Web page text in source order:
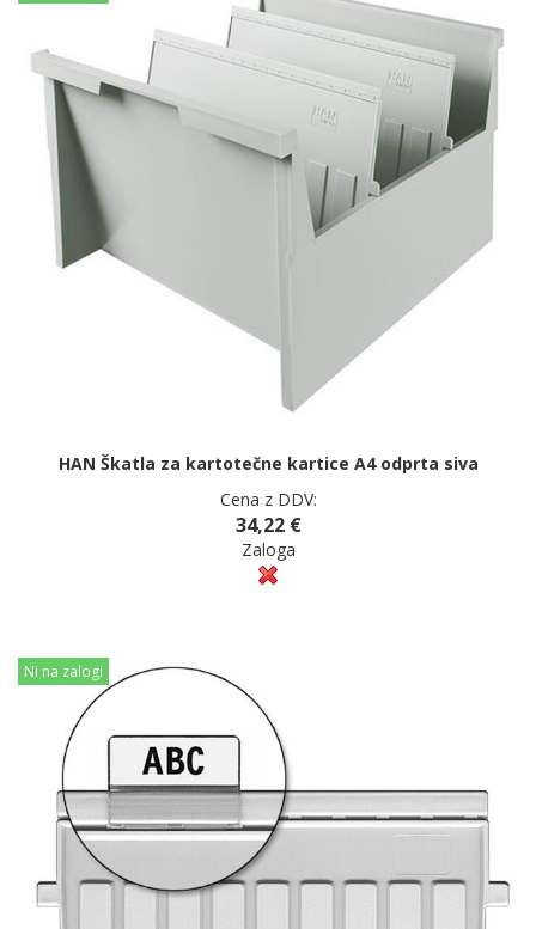
HAN Škatla za kartotečne kartice A4 odprta siva
Cena z DDV:
34,22 €
Zaloga
Ni na zalogi